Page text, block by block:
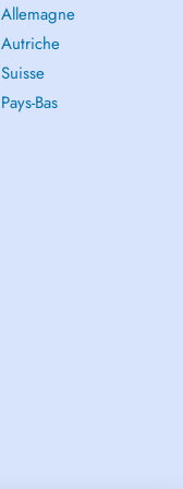
Allemagne
Autriche
Suisse
Pays-Bas